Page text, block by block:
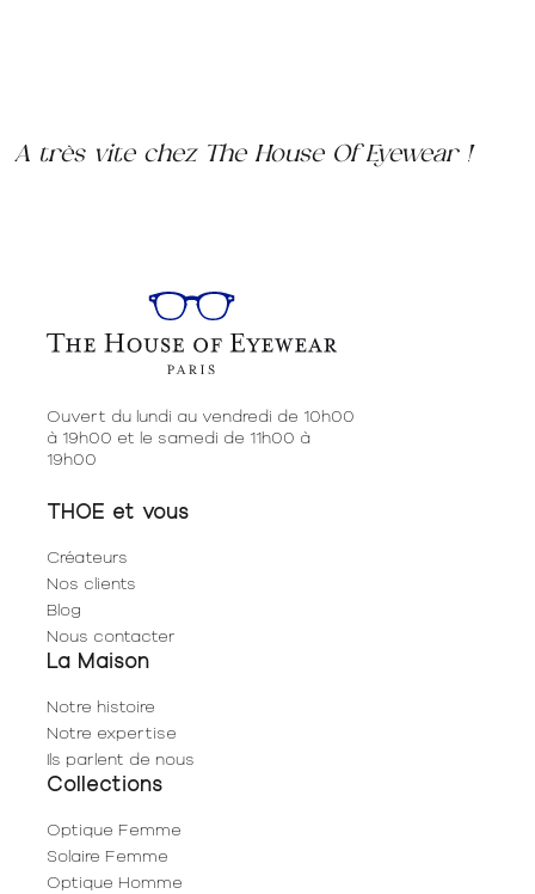
A très vite chez The House Of Eyewear !
Ouvert du lundi au vendredi de 10h00
à 19h00 et le samedi de 11h00 à
19h00
THOE et vous
Créateurs
Nos clients
Blog
Nous contacter
La Maison
Notre histoire
Notre expertise
Ils parlent de nous
Collections
Optique Femme
Solaire Femme
Optique Homme